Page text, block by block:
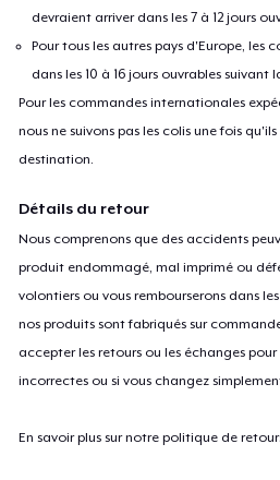
devraient arriver dans les 7 à 12 jours
Pour tous les autres pays d'Europe, les
dans les 10 à 16 jours ouvrables suivant
Pour les commandes internationales
nous ne suivons pas les colis une fois
destination.
Détails du retour
Nous comprenons que des accidents
produit endommagé, mal imprimé ou
volontiers ou vous rembourserons dans
nos produits sont fabriqués sur
accepter les retours ou les échanges
incorrectes ou si vous changez
En savoir plus sur notre politique de